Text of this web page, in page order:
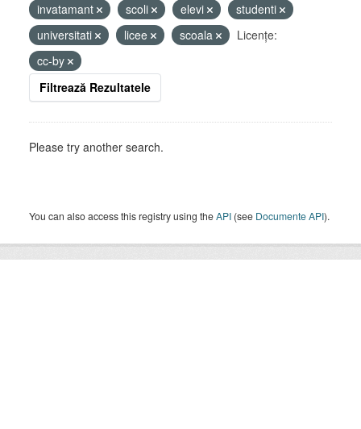
invatamant
scoli elevi
studenti
universitati
licee scoala
Licenţe:
cc-by
Filtrează Rezultatele
Please try another search.
You can also access this registry using theAPI (see Documente API).